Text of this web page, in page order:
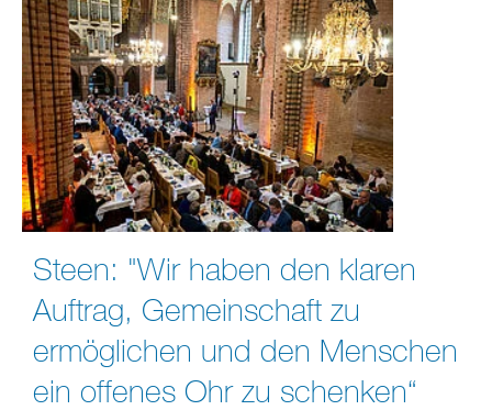
Steen: "Wir haben den klaren
Auftrag, Gemeinschaft zu
ermöglichen und den Menschen
ein offenes Ohr zu schenken“